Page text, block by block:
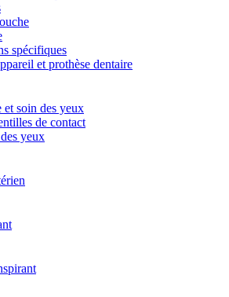
spécifiques
et prothèse dentaire
et soin des yeux
de contact
yeux